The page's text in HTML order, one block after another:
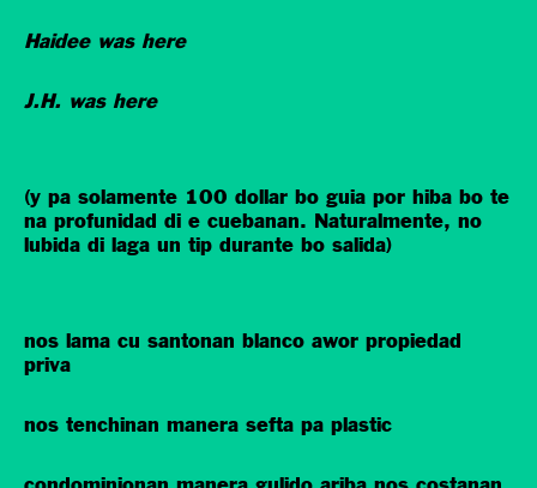
Haidee was here
J.H. was here
(y pa solamente 100 dollar bo guia por hiba bo te
na profunidad di e cuebanan. Naturalmente, no
lubida di laga un tip durante bo salida)
nos lama cu santonan blanco awor propiedad
priva
nos tenchinan manera sefta pa plastic